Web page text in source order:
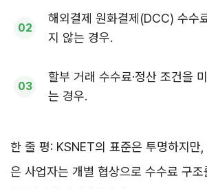
해외결제 원화결제(DCC) 수수
지 않는 경우.
할부 거래 수수료·정산 조건을
는 경우.
한 줄 평: KSNET의 표준은 투명하지만
은 사업자는 개별 협상으로 수수료 구